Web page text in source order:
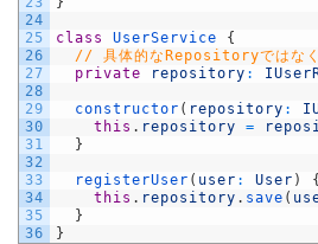
24
25
26
27
28
29
30
31
32
33
34
35
36
class UserService
{
// 具体的なRepositoryではな
private
repository :
constructor ( repository :
this . repository =
}
registerUser ( user : User )
{
this . repository . save (
}
}